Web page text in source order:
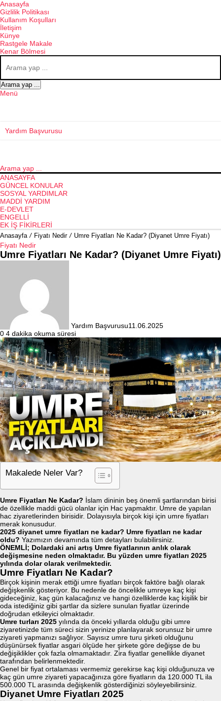
Anasayfa
Gizlilik Politikası
Kullanım Koşulları
İletişim
Künye
Rastgele Makale
Kenar Bölmesi
Arama yap ...
Menü
Yardım Başvurusu
Arama yap ...
ANASAYFA
GÜNCEL KONULAR
SOSYAL YARDIMLAR
MADDI YARDIM
E-DEVLET
ENGELLI
EK İŞ FIKIRLERI
Anasayfa / Fiyatı Nedir / Umre Fiyatları Ne Kadar? (Diyanet Umre Fiyatı)
Fiyatı Nedir
Umre Fiyatları Ne Kadar? (Diyanet Umre Fiyatı)
Yardım Başvurusu11.06.2025
0 4 dakika okuma süresi
Makalede Neler Var?
Umre Fiyatları Ne Kadar? İslam dininin beş önemli şartlarından birisi
de özellikle maddi gücü olanlar için Hac yapmaktır. Umre de yapılan
hac ziyaretlerinden birisidir. Dolayısıyla birçok kişi için umre fiyatları
merak konusudur.
2025 diyanet umre fiyatları ne kadar? Umre fiyatları ne kadar
oldu? Yazımızın devamında tüm detayları bulabilirsiniz.
ÖNEMLİ; Dolardaki ani artış Umre fiyatlarının anlık olarak
değişmesine neden olmaktadır. Bu yüzden umre fiyatları 2025
yılında dolar olarak verilmektedir.
Umre Fiyatları Ne Kadar?
Birçok kişinin merak ettiği umre fiyatları birçok faktöre bağlı olarak
değişkenlik gösteriyor. Bu nedenle de öncelikle umreye kaç kişi
gideceğiniz, kaç gün kalacağınız ve hangi özelliklerde kaç kişilik bir
oda istediğiniz gibi şartlar da sizlere sunulan fiyatlar üzerinde
doğrudan etkileyici olmaktadır.
Umre turları 2025 yılında da önceki yıllarda olduğu gibi umre
ziyaretinizde tüm süreci sizin yerinize planlayarak sorunsuz bir umre
ziyareti yapmanızı sağlıyor. Sayısız umre turu şirketi olduğunu
düşünürsek fiyatlar asgari ölçüde her şirkete göre değişse de bu
değişiklikler çok fazla olmamaktadır. Zira fiyatlar genellikle diyanet
tarafından belirlenmektedir.
Genel bir fiyat ortalaması vermemiz gerekirse kaç kişi olduğunuza ve
kaç gün umre ziyareti yapacağınıza göre fiyatların da 120.000 TL ila
500.000 TL arasında değişkenlik gösterdiğinizi söyleyebilirsiniz.
Diyanet Umre Fiyatları 2025